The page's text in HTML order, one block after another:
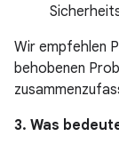
Wir empfehlen
behobenen
3. Was